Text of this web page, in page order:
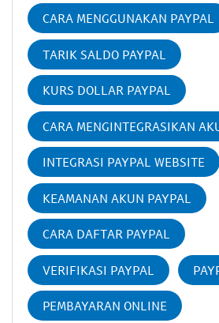
CARA MENGGUNAKAN PAYPAL
TARIK SALDO PAYPAL
KURS DOLLAR PAYPAL
CARA MENGINTEGRASIKAN
INTEGRASI PAYPAL WEBSITE
KEAMANAN AKUN PAYPAL
CARA DAFTAR PAYPAL
VERIFIKASI PAYPAL
PEMBAYARAN ONLINE